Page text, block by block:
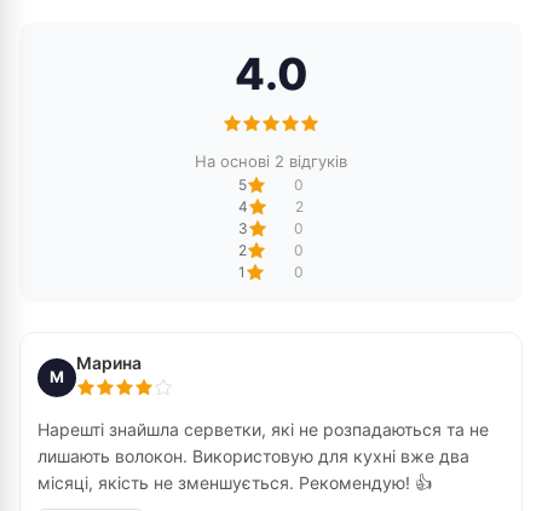
4.0
На основі 2 відгуків
5
0
4
2
3
0
2
0
1
0
М
Марина
Нарешті знайшла серветки, які не розпадаються та не
лишають волокон. Використовую для кухні вже два
місяці, якість не зменшується. Рекомендую! 👍